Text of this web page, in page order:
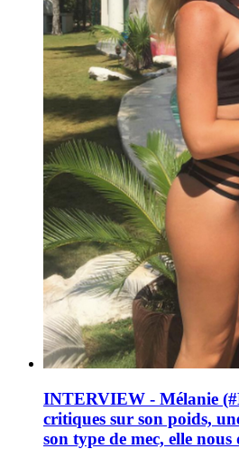
INTERVIEW - Mélanie
critiques sur son poids,
son type de mec, elle